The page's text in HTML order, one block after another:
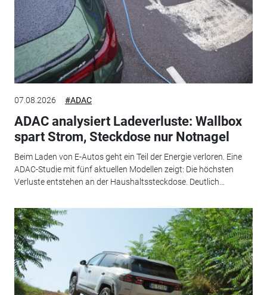
07.08.2026 #ADAC
ADAC analysiert Ladeverluste: Wallbox
spart Strom, Steckdose nur Notnagel
Beim Laden von E-Autos geht ein Teil der Energie verloren. Eine
ADAC-Studie mit fünf aktuellen Modellen zeigt: Die höchsten
Verluste entstehen an der Haushaltssteckdose. Deutlich...